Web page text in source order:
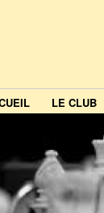
LE CLUB